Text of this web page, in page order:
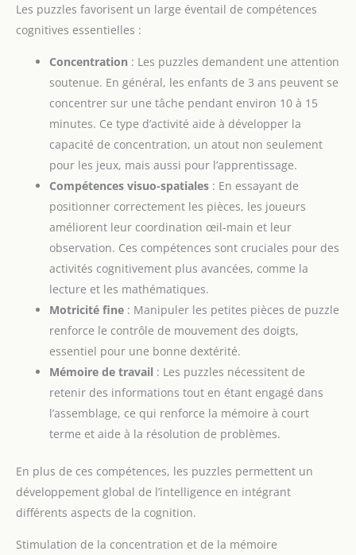
Les puzzles favorisent un large éventail de compétences
cognitives essentielles :
Concentration : Les puzzles demandent une attention
soutenue. En général, les enfants de 3 ans peuvent se
concentrer sur une tâche pendant environ 10 à 15
minutes. Ce type d’activité aide à développer la
capacité de concentration, un atout non seulement
pour les jeux, mais aussi pour l’apprentissage.
Compétences visuo-spatiales : En essayant de
positionner correctement les pièces, les joueurs
améliorent leur coordination œil-main et leur
observation. Ces compétences sont cruciales pour des
activités cognitivement plus avancées, comme la
lecture et les mathématiques.
Motricité fine : Manipuler les petites pièces de puzzle
renforce le contrôle de mouvement des doigts,
essentiel pour une bonne dextérité.
Mémoire de travail : Les puzzles nécessitent de
retenir des informations tout en étant engagé dans
l’assemblage, ce qui renforce la mémoire à court
terme et aide à la résolution de problèmes.
En plus de ces compétences, les puzzles permettent un
développement global de l’intelligence en intégrant
différents aspects de la cognition.
Stimulation de la concentration et de la mémoire